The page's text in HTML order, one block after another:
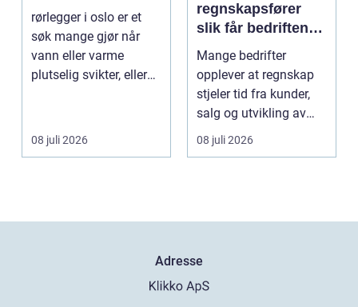
rørlegger i oslo er et
søk mange gjør når
vann eller varme
plutselig svikter, eller
08 juli 2026
regnskapsfører
slik får bedriften
mer ut av
regnskapet
Mange bedrifter
opplever at regnskap
stjeler tid fra kunder,
salg og utvikling av
virksomheten. Samt...
08 juli 2026
Adresse